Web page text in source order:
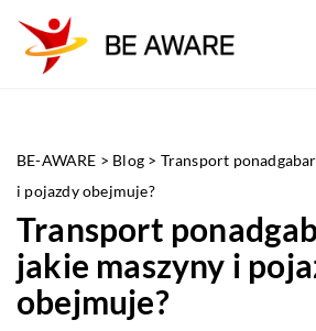
BE-AWARE > Blog > Transport
i pojazdy obejmuje?
Transport
jakie maszyny i
obejmuje?